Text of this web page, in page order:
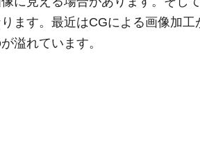
ます。最近はCGによる画像加
溢れています。